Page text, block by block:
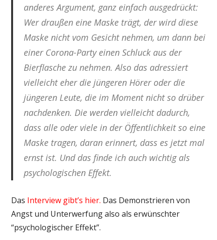
anderes Argument, ganz einfach ausgedrückt:
Wer draußen eine Maske trägt, der wird diese
Maske nicht vom Gesicht nehmen, um dann bei
einer Corona-Party einen Schluck aus der
Bierflasche zu nehmen. Also das adressiert
vielleicht eher die jüngeren Hörer oder die
jüngeren Leute, die im Moment nicht so drüber
nachdenken. Die werden vielleicht dadurch,
dass alle oder viele in der Öffentlichkeit so eine
Maske tragen, daran erinnert, dass es jetzt mal
ernst ist. Und das finde ich auch wichtig als
psychologischen Effekt.
Das Interview gibt’s hier. Das Demonstrieren von
Angst und Unterwerfung also als erwünschter
“psychologischer Effekt”.